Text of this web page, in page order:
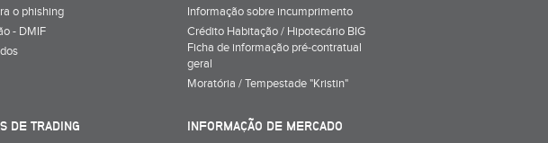
o phishing
- DMIF
Informação sobre incumprimento
Crédito Habitação / Hipotecário BIG
Ficha de informação pré-contratual
geral
Moratória / Tempestade "Kristin"
DE TRADING
INFORMAÇÃO DE MERCADO